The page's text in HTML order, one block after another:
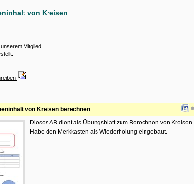
von Kreisen
Mitglied
von Kreisen berechnen
Dieses AB dient als Übungsblatt zum Berechnen von Kreisen.
Habe den Merkkasten als Wiederholung eingebaut.